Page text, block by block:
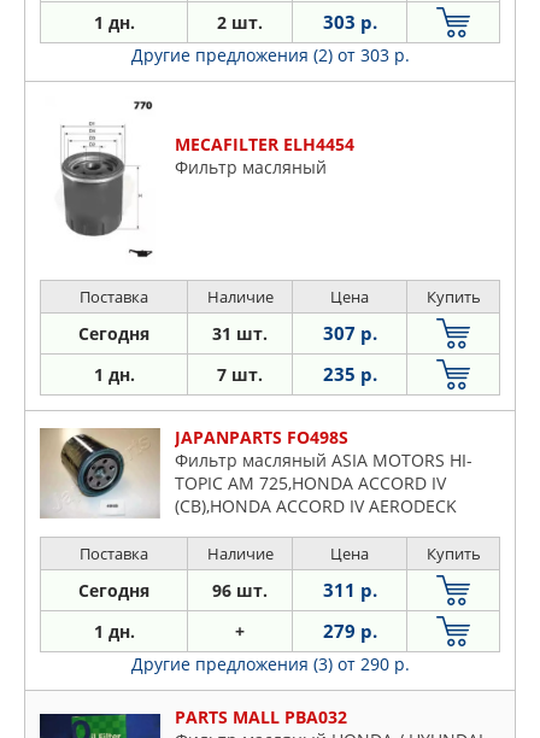
1 дн. 2 шт. 303 р.
Другие предложения (2) от 303 р.
MECAFILTER ELH4454
Фильтр масляный
Поставка Наличие Цена Купить
Сегодня 31 шт. 307 р.
1 дн. 7 шт. 235 р.
JAPANPARTS FO498S
Фильтр масляный ASIA MOTORS HI-
TOPIC AM 725,HONDA ACCORD IV
(CB),HONDA ACCORD IV AERODECK
CC),HONDA ACCORD V (CC, CD),HONDA
ACCORD V
Поставка Наличие Цена Купить
Сегодня 96 шт. 311 р.
1 дн. + 279 р.
Другие предложения (3) от 290 р.
PARTS MALL PBA032